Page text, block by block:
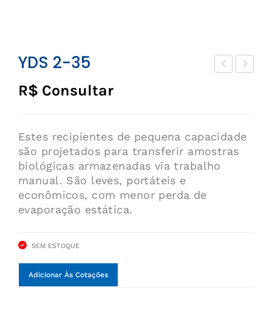
YDS 2-35
R$ Consultar
Estes recipientes de pequena capacidade
são projetados para transferir amostras
biológicas armazenadas via trabalho
manual. São leves, portáteis e
econômicos, com menor perda de
evaporação estática.
SEM ESTOQUE
Adicionar Às Cotações